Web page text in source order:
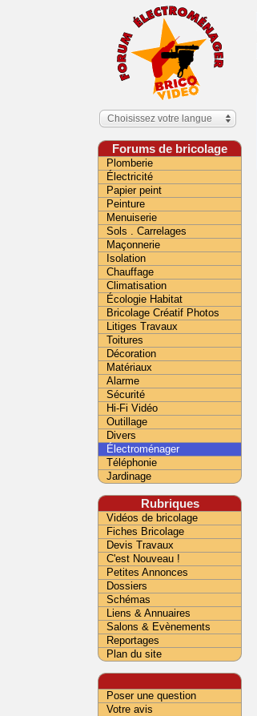
Choisissez votre langue
Forums de bricolage
Plomberie
Électricité
Papier peint
Peinture
Menuiserie
Sols . Carrelages
Maçonnerie
Isolation
Chauffage
Climatisation
Écologie Habitat
Bricolage Créatif Photos
Litiges Travaux
Toitures
Décoration
Matériaux
Alarme
Sécurité
Hi-Fi Vidéo
Outillage
Divers
Électroménager
Téléphonie
Jardinage
Rubriques
Vidéos de bricolage
Fiches Bricolage
Devis Travaux
C'est Nouveau !
Petites Annonces
Dossiers
Schémas
Liens & Annuaires
Salons & Evènements
Reportages
Plan du site
Poser une question
Votre avis